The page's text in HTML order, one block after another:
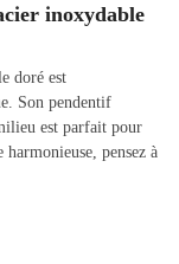
inoxydable
doré est
Son pendentif
est parfait pour
pensez à